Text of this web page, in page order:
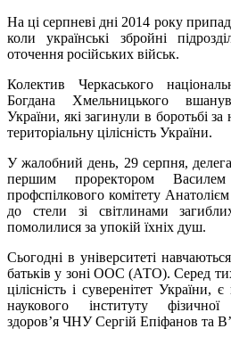
На ці серпневі дні 2014 року
коли українські збройні
оточення російських військ.
Колектив Черкаського
Богдана Хмельницького
України, які загинули в боротьбі за
територіальну цілісність України.
У жалобний день, 29 серпня,
першим проректором
профспілкового комітету
до стели зі світлинами
помолилися за упокій їхніх душ.
Сьогодні в університеті
батьків у зоні ООС (АТО). Серед
цілісність і суверенітет
наукового інституту
здоров’я ЧНУ Сергій Епіфанов та